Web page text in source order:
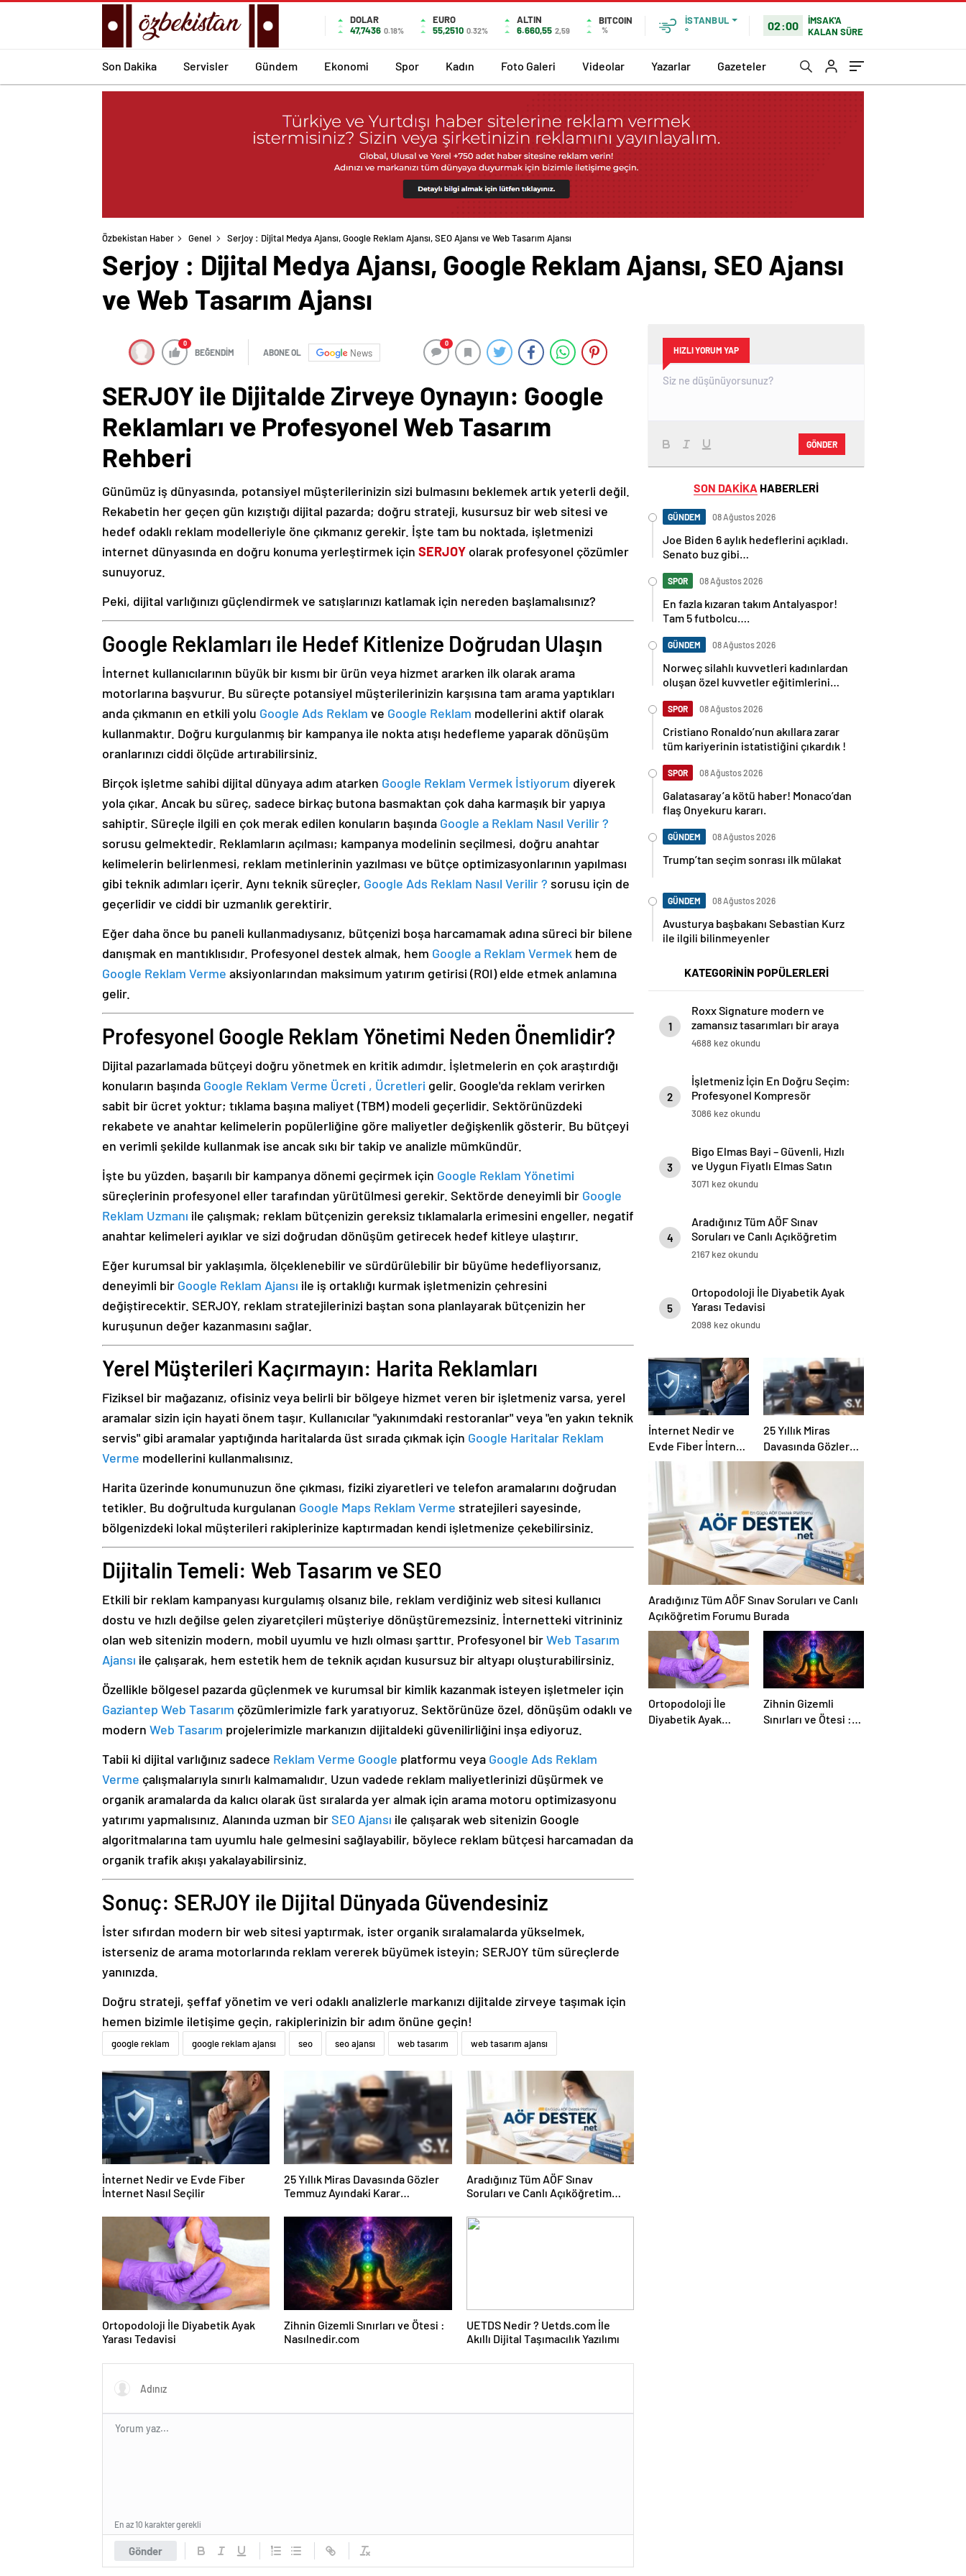
DOLAR
47,7436 0.18%
EURO
55,2510 0.32%
ALTIN
6.660,55 2,59
BITCOIN
%
İSTANBUL
°
02:00
İMSAK'A
KALAN SÜRE
Son Dakika Servisler Gündem Ekonomi Spor Kadın Foto Galeri Videolar Yazarlar Gazeteler
Özbekistan Haber Genel Serjoy : Dijital Medya Ajansı, Google Reklam Ajansı, SEO Ajansı ve Web Tasarım Ajansı
Serjoy : Dijital Medya Ajansı, Google Reklam Ajansı, SEO Ajansı
ve Web Tasarım Ajansı
0
BEĞENDİM ABONE OL News
0
SERJOY ile Dijitalde Zirveye Oynayın: Google
Reklamları ve Profesyonel Web Tasarım
Rehberi
Günümüz iş dünyasında, potansiyel müşterilerinizin sizi bulmasını beklemek artık yeterli değil.
Rekabetin her geçen gün kızıştığı dijital pazarda; doğru strateji, kusursuz bir web sitesi ve
hedef odaklı reklam modelleriyle öne çıkmanız gerekir. İşte tam bu noktada, işletmenizi
internet dünyasında en doğru konuma yerleştirmek için SERJOY olarak profesyonel çözümler
sunuyoruz.
Peki, dijital varlığınızı güçlendirmek ve satışlarınızı katlamak için nereden başlamalısınız?
Google Reklamları ile Hedef Kitlenize Doğrudan Ulaşın
İnternet kullanıcılarının büyük bir kısmı bir ürün veya hizmet ararken ilk olarak arama
motorlarına başvurur. Bu süreçte potansiyel müşterilerinizin karşısına tam arama yaptıkları
anda çıkmanın en etkili yolu Google Ads Reklam ve Google Reklam modellerini aktif olarak
kullanmaktır. Doğru kurgulanmış bir kampanya ile nokta atışı hedefleme yaparak dönüşüm
oranlarınızı ciddi ölçüde artırabilirsiniz.
Birçok işletme sahibi dijital dünyaya adım atarken Google Reklam Vermek İstiyorum diyerek
yola çıkar. Ancak bu süreç, sadece birkaç butona basmaktan çok daha karmaşık bir yapıya
sahiptir. Süreçle ilgili en çok merak edilen konuların başında Google a Reklam Nasıl Verilir ?
sorusu gelmektedir. Reklamların açılması; kampanya modelinin seçilmesi, doğru anahtar
kelimelerin belirlenmesi, reklam metinlerinin yazılması ve bütçe optimizasyonlarının yapılması
gibi teknik adımları içerir. Aynı teknik süreçler, Google Ads Reklam Nasıl Verilir ? sorusu için de
geçerlidir ve ciddi bir uzmanlık gerektirir.
Eğer daha önce bu paneli kullanmadıysanız, bütçenizi boşa harcamamak adına süreci bir bilene
danışmak en mantıklısıdır. Profesyonel destek almak, hem Google a Reklam Vermek hem de
Google Reklam Verme aksiyonlarından maksimum yatırım getirisi (ROI) elde etmek anlamına
gelir.
Profesyonel Google Reklam Yönetimi Neden Önemlidir?
Dijital pazarlamada bütçeyi doğru yönetmek en kritik adımdır. İşletmelerin en çok araştırdığı
konuların başında Google Reklam Verme Ücreti , Ücretleri gelir. Google'da reklam verirken
sabit bir ücret yoktur; tıklama başına maliyet (TBM) modeli geçerlidir. Sektörünüzdeki
rekabete ve anahtar kelimelerin popülerliğine göre maliyetler değişkenlik gösterir. Bu bütçeyi
en verimli şekilde kullanmak ise ancak sıkı bir takip ve analizle mümkündür.
İşte bu yüzden, başarılı bir kampanya dönemi geçirmek için Google Reklam Yönetimi
süreçlerinin profesyonel eller tarafından yürütülmesi gerekir. Sektörde deneyimli bir Google
Reklam Uzmanı ile çalışmak; reklam bütçenizin gereksiz tıklamalarla erimesini engeller, negatif
anahtar kelimeleri ayıklar ve sizi doğrudan dönüşüm getirecek hedef kitleye ulaştırır.
Eğer kurumsal bir yaklaşımla, ölçeklenebilir ve sürdürülebilir bir büyüme hedefliyorsanız,
deneyimli bir Google Reklam Ajansı ile iş ortaklığı kurmak işletmenizin çehresini
değiştirecektir. SERJOY, reklam stratejilerinizi baştan sona planlayarak bütçenizin her
kuruşunun değer kazanmasını sağlar.
Yerel Müşterileri Kaçırmayın: Harita Reklamları
Fiziksel bir mağazanız, ofisiniz veya belirli bir bölgeye hizmet veren bir işletmeniz varsa, yerel
aramalar sizin için hayati önem taşır. Kullanıcılar "yakınımdaki restoranlar" veya "en yakın teknik
servis" gibi aramalar yaptığında haritalarda üst sırada çıkmak için Google Haritalar Reklam
Verme modellerini kullanmalısınız.
Harita üzerinde konumunuzun öne çıkması, fiziki ziyaretleri ve telefon aramalarını doğrudan
tetikler. Bu doğrultuda kurgulanan Google Maps Reklam Verme stratejileri sayesinde,
bölgenizdeki lokal müşterileri rakiplerinize kaptırmadan kendi işletmenize çekebilirsiniz.
Dijitalin Temeli: Web Tasarım ve SEO
Etkili bir reklam kampanyası kurgulamış olsanız bile, reklam verdiğiniz web sitesi kullanıcı
dostu ve hızlı değilse gelen ziyaretçileri müşteriye dönüştüremezsiniz. İnternetteki vitrininiz
olan web sitenizin modern, mobil uyumlu ve hızlı olması şarttır. Profesyonel birWeb Tasarım
Ajansı ile çalışarak, hem estetik hem de teknik açıdan kusursuz bir altyapı oluşturabilirsiniz.
Özellikle bölgesel pazarda güçlenmek ve kurumsal bir kimlik kazanmak isteyen işletmeler için
Gaziantep Web Tasarım çözümlerimizle fark yaratıyoruz. Sektörünüze özel, dönüşüm odaklı ve
modern Web Tasarım projelerimizle markanızın dijitaldeki güvenilirliğini inşa ediyoruz.
Tabii ki dijital varlığınız sadece Reklam Verme Google platformu veya Google Ads Reklam
Verme çalışmalarıyla sınırlı kalmamalıdır. Uzun vadede reklam maliyetlerinizi düşürmek ve
organik aramalarda da kalıcı olarak üst sıralarda yer almak için arama motoru optimizasyonu
yatırımı yapmalısınız. Alanında uzman birSEO Ajansı ile çalışarak web sitenizin Google
algoritmalarına tam uyumlu hale gelmesini sağlayabilir, böylece reklam bütçesi harcamadan da
organik trafik akışı yakalayabilirsiniz.
Sonuç: SERJOY ile Dijital Dünyada Güvendesiniz
İster sıfırdan modern bir web sitesi yaptırmak, ister organik sıralamalarda yükselmek,
isterseniz de arama motorlarında reklam vererek büyümek isteyin; SERJOY tüm süreçlerde
yanınızda.
Doğru strateji, şeffaf yönetim ve veri odaklı analizlerle markanızı dijitalde zirveye taşımak için
hemen bizimle iletişime geçin, rakiplerinizin bir adım önüne geçin!
google reklam google reklam ajansı seo seo ajansı web tasarım web tasarım ajansı
İnternet Nedir ve Evde Fiber
İnternet Nasıl Seçilir
25 Yıllık Miras Davasında Gözler
Temmuz Ayındaki Karar
Aradığınız Tüm AÖF Sınav
Soruları ve Canlı Açıköğretim
Ortopodoloji İle Diyabetik Ayak
Yarası Tedavisi
Zihnin Gizemli Sınırları ve Ötesi :
Nasılnedir.com
UETDS Nedir ? Uetds.com İle
Akıllı Dijital Taşımacılık Yazılımı
Gönder
En az 10 karakter gerekli
HIZLI YORUM YAP
GÖNDER
SON DAKİKA HABERLERİ
GÜNDEM 08 Ağustos 2026
Joe Biden 6 aylık hedeflerini açıkladı.
Senato buz gibi…
SPOR 08 Ağustos 2026
En fazla kızaran takım Antalyaspor!
Tam 5 futbolcu….
GÜNDEM 08 Ağustos 2026
Norweç silahlı kuvvetleri kadınlardan
oluşan özel kuvvetler eğitimlerini
SPOR 08 Ağustos 2026
Cristiano Ronaldo’nun akıllara zarar
tüm kariyerinin istatistiğini çıkardık !
SPOR 08 Ağustos 2026
Galatasaray’a kötü haber! Monaco’dan
flaş Onyekuru kararı.
GÜNDEM 08 Ağustos 2026
Trump’tan seçim sonrası ilk mülakat
GÜNDEM 08 Ağustos 2026
Avusturya başbakanı Sebastian Kurz
ile ilgili bilinmeyenler
KATEGORİNİN POPÜLERLERİ
1
Roxx Signature modern ve
zamansız tasarımları bir araya
getiriyor
4688 kez okundu
2
İşletmeniz İçin En Doğru Seçim:
Profesyonel Kompresör
Markaları Rehberi
3086 kez okundu
3
Bigo Elmas Bayi – Güvenli, Hızlı
ve Uygun Fiyatlı Elmas Satın
Almanın Yeni Adresi
3071 kez okundu
4
Aradığınız Tüm AÖF Sınav
Soruları ve Canlı Açıköğretim
Forumu Burada
2167 kez okundu
5
Ortopodoloji İle Diyabetik Ayak
Yarası Tedavisi
2098 kez okundu
İnternet Nedir ve
Evde Fiber İnternet
Nasıl Seçilir
25 Yıllık Miras
Davasında Gözler
Temmuz Ayındaki
Karar Duruşmasına
Çevrildi
Aradığınız Tüm AÖF Sınav Soruları ve Canlı
Açıköğretim Forumu Burada
Ortopodoloji İle
Diyabetik Ayak
Zihnin Gizemli
Sınırları ve Ötesi :